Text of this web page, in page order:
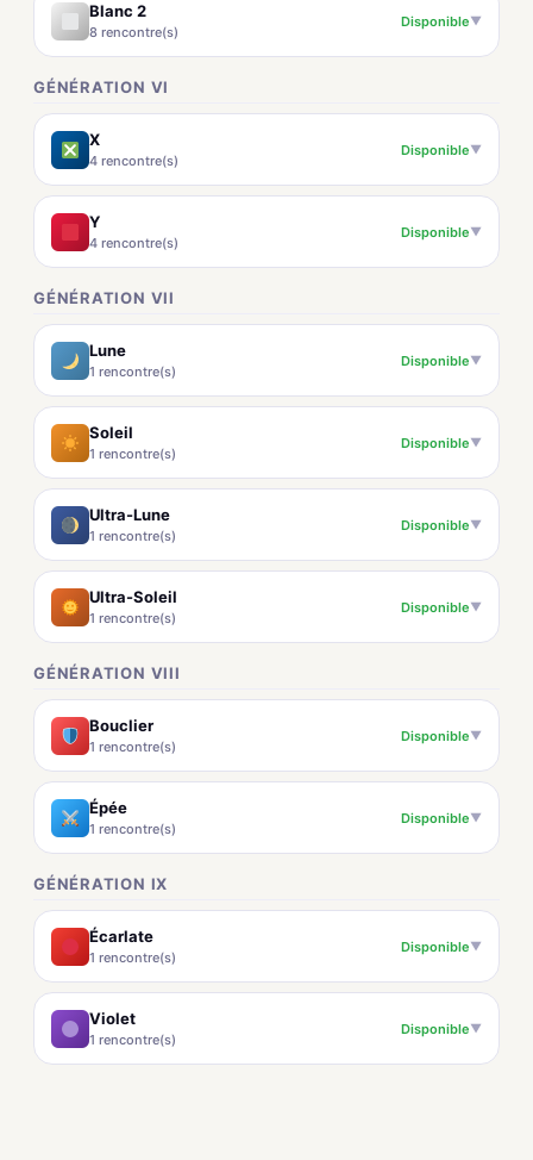
Blanc 2
8 rencontre(s)
Disponible▼
GÉNÉRATION VI
X
4 rencontre(s)
Disponible▼
Y
4 rencontre(s)
Disponible▼
GÉNÉRATION VII
Lune
1 rencontre(s)
Disponible▼
Soleil
1 rencontre(s)
Disponible▼
Ultra-Lune
1 rencontre(s)
Disponible▼
Ultra-Soleil
1 rencontre(s)
Disponible▼
GÉNÉRATION VIII
Bouclier
1 rencontre(s)
Disponible▼
Épée
1 rencontre(s)
Disponible▼
GÉNÉRATION IX
Écarlate
1 rencontre(s)
Disponible▼
Violet
1 rencontre(s)
Disponible▼